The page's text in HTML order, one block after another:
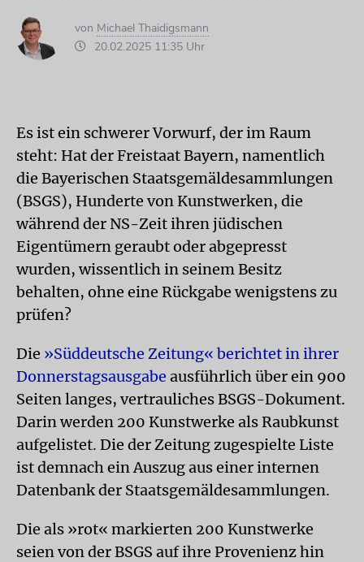
von Michael Thaidigsmann
20.02.2025 11:35 Uhr
Es ist ein schwerer Vorwurf, der im Raum
steht: Hat der Freistaat Bayern, namentlich
die Bayerischen Staatsgemäldesammlungen
(BSGS), Hunderte von Kunstwerken, die
während der NS-Zeit ihren jüdischen
Eigentümern geraubt oder abgepresst
wurden, wissentlich in seinem Besitz
behalten, ohne eine Rückgabe wenigstens zu
prüfen?
Die »Süddeutsche Zeitung« berichtet in ihrer
Donnerstagsausgabe ausführlich über ein 900
Seiten langes, vertrauliches BSGS-Dokument.
Darin werden 200 Kunstwerke als Raubkunst
aufgelistet. Die der Zeitung zugespielte Liste
ist demnach ein Auszug aus einer internen
Datenbank der Staatsgemäldesammlungen.
Die als »rot« markierten 200 Kunstwerke
seien von der BSGS auf ihre Provenienz hin